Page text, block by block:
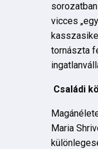
vicces
tornászta
Családi
Maria